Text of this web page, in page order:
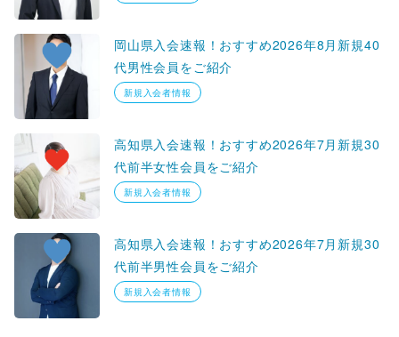
岡山県入会速報！おすすめ2026年8月新規40
代男性会員をご紹介
新規入会者情報
高知県入会速報！おすすめ2026年7月新規30
代前半女性会員をご紹介
新規入会者情報
高知県入会速報！おすすめ2026年7月新規30
代前半男性会員をご紹介
新規入会者情報